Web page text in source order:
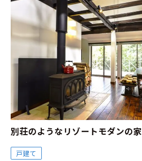
別荘のようなリゾートモダンの家
戸建て